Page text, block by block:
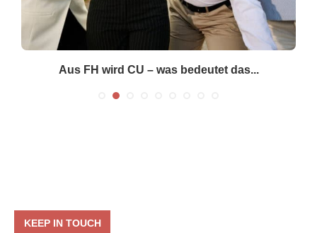
Aus FH wird CU – was bedeutet das...
KEEP IN TOUCH